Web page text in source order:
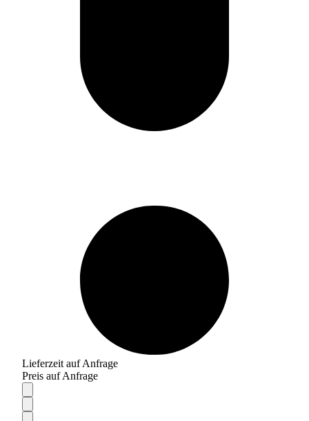
Lieferzeit auf Anfrage
Preis auf Anfrage